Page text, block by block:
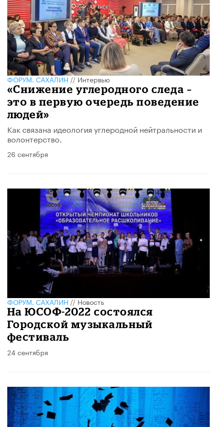
ФОРУМ. САХАЛИН//Интервью
«Снижение углеродного следа –
это в первую очередь поведение
людей»
Как связана идеология углеродной нейтральности и
волонтерство.
26 сентября
ФОРУМ. САХАЛИН//Новость
На ЮСОФ-2022 состоялся
Городской музыкальный
фестиваль
24 сентября